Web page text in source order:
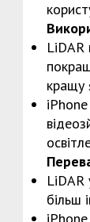
LiDAR
кращу
LiDAR
більш